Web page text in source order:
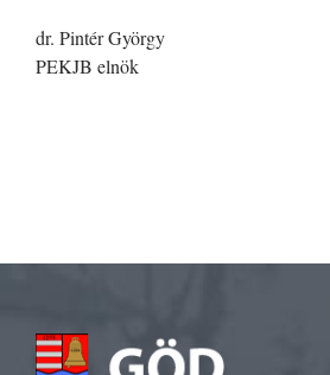
dr. Pintér György
PEKJB elnök